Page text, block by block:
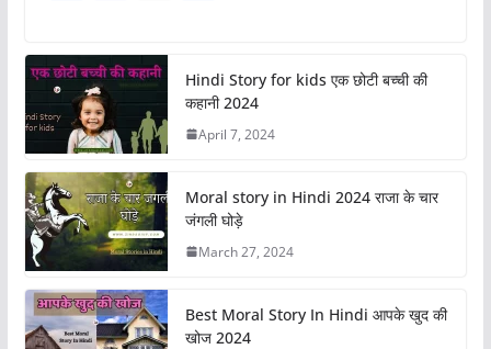
c
e
b
o
o
k
st
o
d
o
n
e
Hindi Story for kids एक छोटी बच्ची की
कहानी 2024
April 7, 2024
Moral story in Hindi 2024 राजा के चार
जंगली घोड़े
March 27, 2024
Best Moral Story In Hindi आपके खुद की
खोज 2024